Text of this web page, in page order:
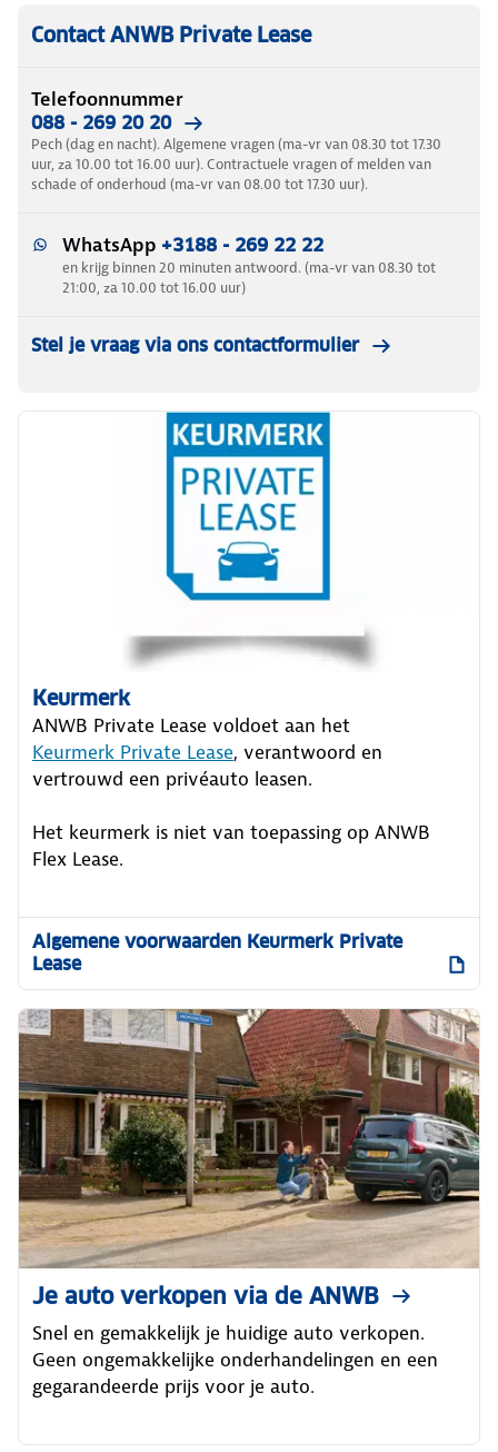
Contact ANWB Private Lease
Telefoonnummer
088 - 269 20 20
Pech (dag en nacht). Algemene vragen (ma-vr van 08.30 tot 17.30
uur, za 10.00 tot 16.00 uur). Contractuele vragen of melden van
schade of onderhoud (ma-vr van 08.00 tot 17.30 uur).
WhatsApp +3188 - 269 22 22
en krijg binnen 20 minuten antwoord. (ma-vr van 08.30 tot
21:00, za 10.00 tot 16.00 uur)
Stel je vraag via ons contactformulier
Keurmerk
ANWB Private Lease voldoet aan het
Keurmerk Private Lease, verantwoord en
vertrouwd een privéauto leasen.
Het keurmerk is niet van toepassing op ANWB
Flex Lease.
Algemene voorwaarden Keurmerk Private
Lease
Je auto verkopen via de ANWB
Snel en gemakkelijk je huidige auto verkopen.
Geen ongemakkelijke onderhandelingen en een
gegarandeerde prijs voor je auto.